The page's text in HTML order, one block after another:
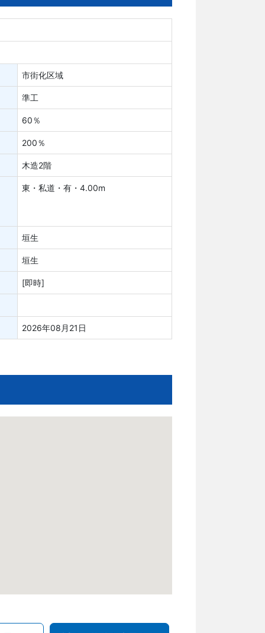
市街化区域
準工
60％
200％
木造2階
東・私道・有・4.00m
垣生
垣生
[即時]
2026年08月21日